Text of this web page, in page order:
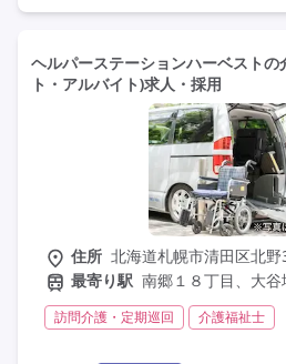
ヘルパーステーションハーベスト
ト・アルバイト)求人・採用
住所 北海道札幌市清田区北
最寄り駅 南郷１８丁目、大谷
訪問介護・定期巡回
介護福祉士
初任者